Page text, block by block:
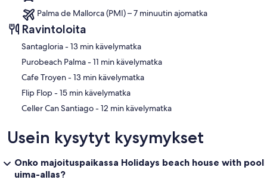
Palma de Mallorca (PMI) – 7 minuutin ajomatka
Ravintoloita
‪Santagloria - ‬13 min kävelymatka
‪Purobeach Palma - ‬11 min kävelymatka
‪Cafe Troyen - ‬13 min kävelymatka
‪Flip Flop - ‬15 min kävelymatka
‪Celler Can Santiago - ‬12 min kävelymatka
Usein kysytyt kysymykset
Onko majoituspaikassa Holidays beach house with pool
uima-allas?